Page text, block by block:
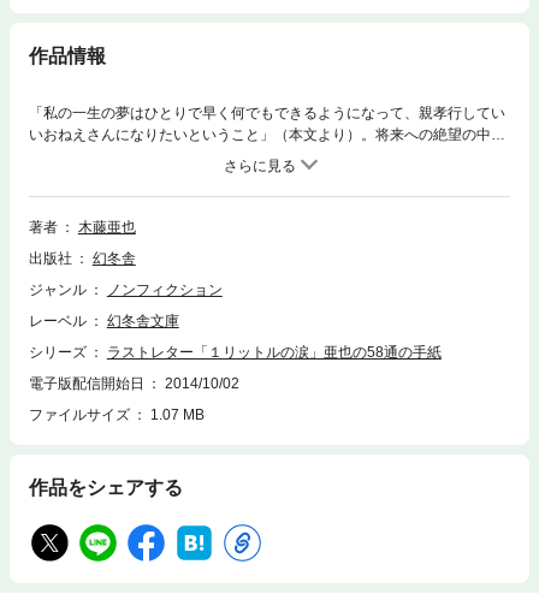
作品情報
「私の一生の夢はひとりで早く何でもできるようになって、親孝行してい
いおねえさんになりたいということ」（本文より）。将来への絶望の中
で、亜也に光を与えてくれたのは、３人の親友たちとの手紙の交流だっ
た。かけがえのない友に贈った亜也の魂の言葉が、今もなお人々の心を励
まし、温かく包み込む。６年間に及ぶ５８通の手紙を完全収録。
著者
木藤亜也
出版社
幻冬舎
ジャンル
ノンフィクション
レーベル
幻冬舎文庫
シリーズ
ラストレター「１リットルの涙」亜也の58通の手紙
電子版配信開始日
2014/10/02
ファイルサイズ
1.07 MB
作品をシェアする